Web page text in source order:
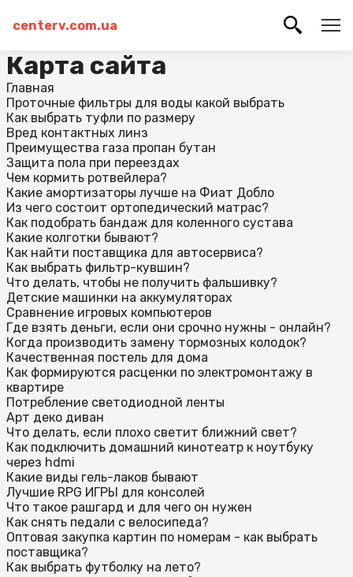
centerv.com.ua
Карта сайта
Главная
Проточные фильтры для воды какой выбрать
Как выбрать туфли по размеру
Вред контактных линз
Преимущества газа пропан бутан
Защита пола при переездах
Чем кормить ротвейлера?
Какие амортизаторы лучше на Фиат Добло
Из чего состоит ортопедический матрас?
Как подобрать бандаж для коленного сустава
Какие колготки бывают?
Как найти поставщика для автосервиса?
Как выбрать фильтр-кувшин?
Что делать, чтобы не получить фальшивку?
Детские машинки на аккумуляторах
Сравнение игровых компьютеров
Где взять деньги, если они срочно нужны - онлайн?
Когда производить замену тормозных колодок?
Качественная постель для дома
Как формируются расценки по электромонтажу в
квартире
Потребление светодиодной ленты
Арт деко диван
Что делать, если плохо светит ближний свет?
Как подключить домашний кинотеатр к ноутбуку
через hdmi
Какие виды гель-лаков бывают
Лучшие RPG ИГРЫ для консолей
Что такое рашгард и для чего он нужен
Как снять педали с велосипеда?
Оптовая закупка картин по номерам - как выбрать
поставщика?
Как выбрать футболку на лето?